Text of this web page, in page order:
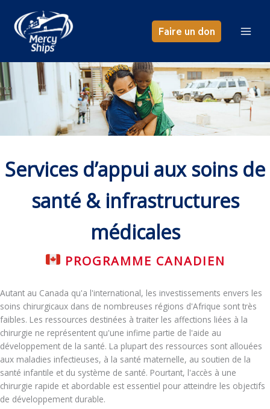
contenu
Faire un don
Services d’appui aux soins de
santé & infrastructures
médicales
PROGRAMME CANADIEN
Autant au Canada qu'a l'international, les investissements envers les
soins chirurgicaux dans de nombreuses régions d'Afrique sont très
faibles. Les ressources destinées à traiter les affections liées à la
chirurgie ne représentent qu'une infime partie de l'aide au
développement de la santé. La plupart des ressources sont allouées
aux maladies infectieuses, à la santé maternelle, au soutien de la
santé infantile et du système de santé. Pourtant, l'accès à une
chirurgie rapide et abordable est essentiel pour atteindre les objectifs
de développement durable.